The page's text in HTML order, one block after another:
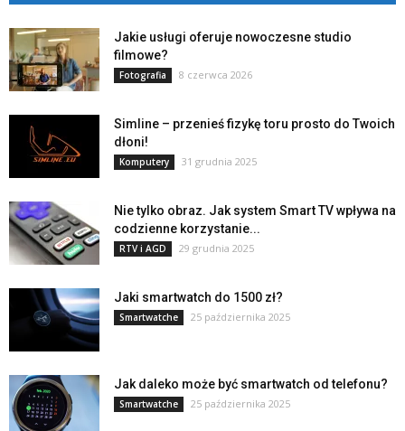
Jakie usługi oferuje nowoczesne studio
filmowe?
Fotografia 8 czerwca 2026
Simline – przenieś fizykę toru prosto do Twoich
dłoni!
Komputery 31 grudnia 2025
Nie tylko obraz. Jak system Smart TV wpływa na
codzienne korzystanie...
RTV i AGD 29 grudnia 2025
Jaki smartwatch do 1500 zł?
Smartwatche 25 października 2025
Jak daleko może być smartwatch od telefonu?
Smartwatche 25 października 2025